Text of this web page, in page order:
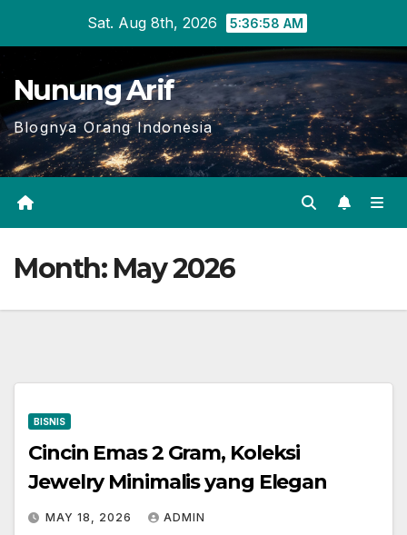
content
Sat. Aug 8th, 2026 5:36:59 AM
Nunung Arif
Blognya Orang Indonesia
Month: May 2026
BISNIS
Cincin Emas 2 Gram, Koleksi
Jewelry Minimalis yang Elegan
MAY 18, 2026 ADMIN